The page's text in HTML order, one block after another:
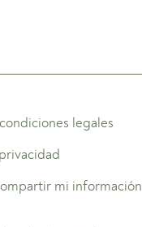
legales
mi información